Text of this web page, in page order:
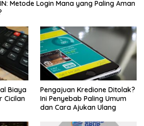
Metode Login Mana yang Paling Aman
Biaya
Cicilan
Pengajuan Kredione Ditolak?
Ini Penyebab Paling Umum
dan Cara Ajukan Ulang